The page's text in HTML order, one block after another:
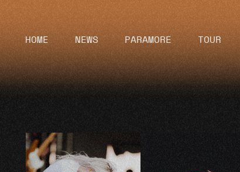
HOME NEWS PARAMORE TOUR